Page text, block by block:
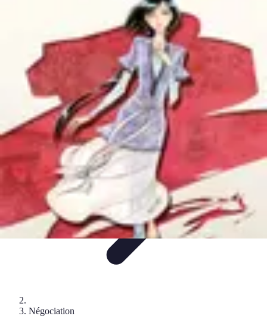
Marketing digitalFinance
Développement personnel
Trucs pour Gagner
Négociation